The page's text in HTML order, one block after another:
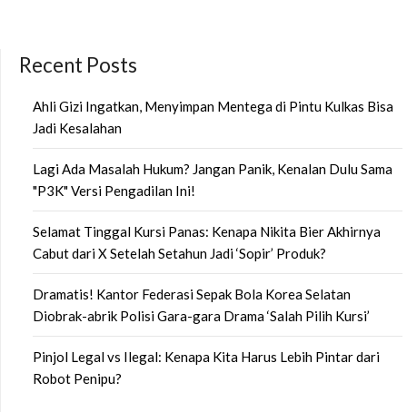
Recent Posts
Ahli Gizi Ingatkan, Menyimpan Mentega di Pintu Kulkas Bisa
Jadi Kesalahan
Lagi Ada Masalah Hukum? Jangan Panik, Kenalan Dulu Sama
"P3K" Versi Pengadilan Ini!
Selamat Tinggal Kursi Panas: Kenapa Nikita Bier Akhirnya
Cabut dari X Setelah Setahun Jadi ‘Sopir’ Produk?
Dramatis! Kantor Federasi Sepak Bola Korea Selatan
Diobrak-abrik Polisi Gara-gara Drama ‘Salah Pilih Kursi’
Pinjol Legal vs Ilegal: Kenapa Kita Harus Lebih Pintar dari
Robot Penipu?